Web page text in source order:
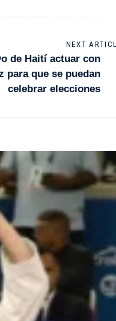
NEXT
de Haití actuar con
para que se puedan
celebrar elecciones